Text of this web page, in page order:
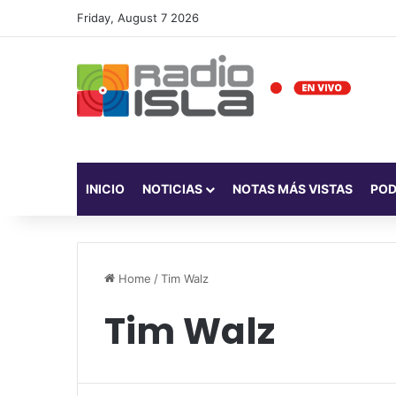
Friday, August 7 2026
INICIO NOTICIAS NOTAS MÁS VISTAS
Home /Tim Walz
Tim Walz